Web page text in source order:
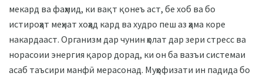
мекард ва фаҳмид, ки вақт қонеъ аст, бе хоб ва бо
истироҳат меҳнат хоҳад кард ва худро пеш аз ҳама коре
накардааст. Организм дар чунин ҳолат дар зери стресс ва
норасоии энергия қарор дорад, ки он ба вазъи системаи
асаб таъсири манфӣ мерасонад. Муҳофизати ин падида бо